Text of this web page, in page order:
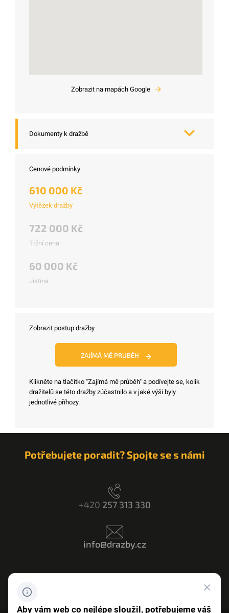
Zobrazit na mapách Google
Dokumenty k dražbě
Cenové podmínky
610 000 Kč
Výtěžek dražby
722 000 Kč
Tržní cena
60 000 Kč
Jistina
Zobrazit postup dražby
ZAJÍMÁ MĚ PRŮBĚH
Klikněte na tlačítko "Zajímá mě průběh" a podívejte se, kolik
dražitelů se této dražby zúčastnilo a v jaké výši byly
jednotlivé příhozy.
Potřebujete poradit? Spojte se s námi
+420 257 313 330
info@drazby.cz
Aby vám web co nejlépe sloužil, potřebujeme váš